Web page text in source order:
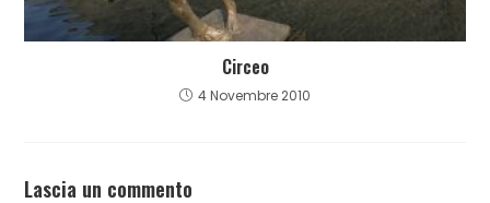
Circeo
4 Novembre 2010
Lascia un commento